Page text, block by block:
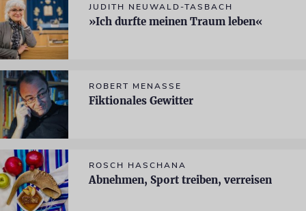
JUDITH NEUWALD-TASBACH
»Ich durfte meinen Traum leben«
ROBERT MENASSE
Fiktionales Gewitter
ROSCH HASCHANA
Abnehmen, Sport treiben, verreisen